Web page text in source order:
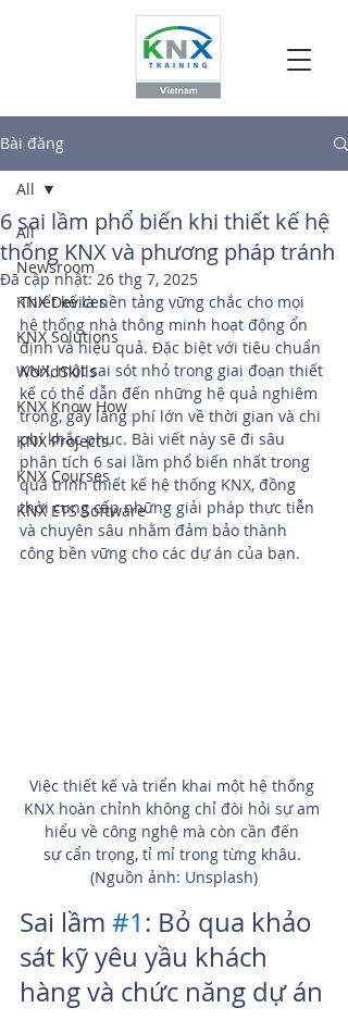
Bài đăng
All
Newsroom
KNX Devices
KNX Solutions
WorldSkills
KNX Know How
KNX Projects
KNX Courses
KNX ETS Software
All
6 sai lầm phổ biến khi thiết kế hệ
thống KNX và phương pháp tránh
Đã cập nhật:26 thg 7, 2025
Thiết kế là nền tảng vững chắc cho mọi
hệ thống nhà thông minh hoạt động ổn
định và hiệu quả. Đặc biệt với tiêu chuẩn
KNX, một sai sót nhỏ trong giai đoạn thiết
kế có thể dẫn đến những hệ quả nghiêm
trọng, gây lãng phí lớn về thời gian và chi
phí khắc phục. Bài viết này sẽ đi sâu
phân tích 6 sai lầm phổ biến nhất trong
quá trình thiết kế hệ thống KNX, đồng
thời cung cấp những giải pháp thực tiễn
và chuyên sâu nhằm đảm bảo thành
công bền vững cho các dự án của bạn.
Việc thiết kế và triển khai một hệ thống
KNX hoàn chỉnh không chỉ đòi hỏi sự am
hiểu về công nghệ mà còn cần đến
sự cẩn trọng, tỉ mỉ trong từng khâu.
(Nguồn ảnh: Unsplash)
Sai lầm #1: Bỏ qua khảo
sát kỹ yêu yầu khách
hàng và chức năng dự án